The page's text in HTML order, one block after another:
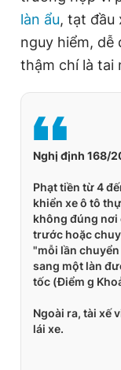
làn ẩu, tạt đầu
nguy hiểm, dễ
thậm chí là tai
Nghị định 168/
Phạt tiền từ 4
khiển xe ô tô
không đúng nơi
trước hoặc
"mỗi lần
sang một làn
tốc (Điểm g
Ngoài ra, tài xế
lái xe.